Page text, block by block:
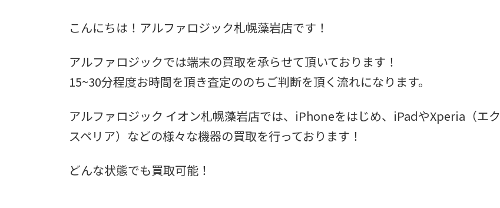
こんにちは！アルファロジック札幌藻岩店です！
アルファロジックでは端末の買取を承らせて頂いております！
15~30分程度お時間を頂き査定ののちご判断を頂く流れになります。
アルファロジック イオン札幌藻岩店では、iPhoneをはじめ、iPadやXperia（エク
スペリア）などの様々な機器の買取を行っております！
どんな状態でも買取可能！